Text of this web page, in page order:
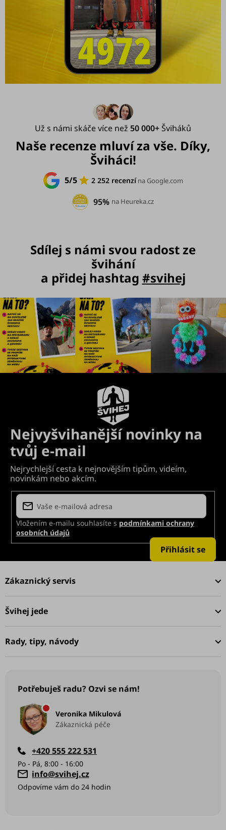
Už s námi skáče více než 50 000+Šviháků
Naše recenze mluví za vše. Díky,
Šviháci!
5/5 2 252 recenzína Google.com
95% na Heureka.cz
Sdílej s námi svou radost ze
švihání
a přidej hashtag #svihej
Vložením e-mailu souhlasíte s podmínkami ochrany
osobních údajů
Přihlásit se
á
p
a
Zákaznický servis
Švihej jede
Rady, tipy, návody
Potřebuješ radu? Ozvi se nám!
Veronika Mikulová
Zákaznická péče
info@svihej.cz
+420 555 222 531